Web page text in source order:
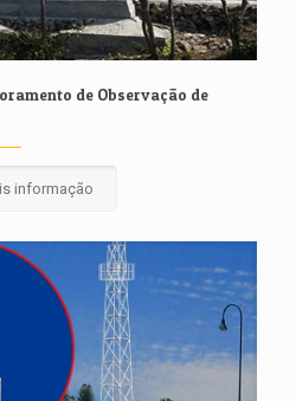
de Observação de
informação